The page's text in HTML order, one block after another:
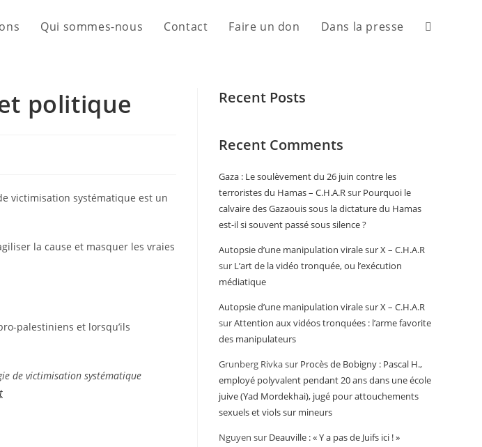
Qui sommes-nous Contact Faire un don Dans la presse
politique
victimisation systématique est un
la cause et masquer les vraies
palestiniens et lorsqu’ils
de victimisation systématique
Recent Posts
Recent Comments
Gaza : Le soulèvement du 26 juin contre les
terroristes du Hamas – C.H.A.Rsur Pourquoi le
calvaire des Gazaouis sous la dictature du Hamas
est-il si souvent passé sous silence ?
Autopsie d’une manipulation virale sur X – C.H.A.R
sur L’art de la vidéo tronquée, ou l’exécution
médiatique
Autopsie d’une manipulation virale sur X – C.H.A.R
surAttention aux vidéos tronquées : l’arme favorite
des manipulateurs
Grunberg Rivkasur Procès de Bobigny : Pascal H.,
employé polyvalent pendant 20 ans dans une école
juive (Yad Mordekhai), jugé pour attouchements
sexuels et viols sur mineurs
Nguyen sur Deauville : « Y a pas de Juifs ici ! »